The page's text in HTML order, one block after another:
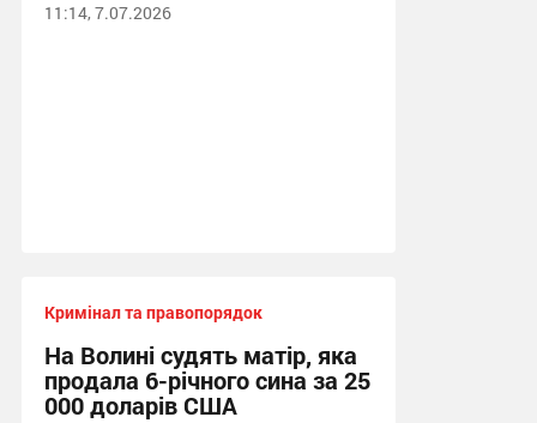
11:14, 7.07.2026
Кримінал та правопорядок
На Волині судять матір, яка
продала 6-річного сина за 25
000 доларів США